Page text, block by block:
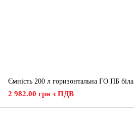
Ємність 200 л горизонтальна ГО ПБ біла
2 982.00 грн з ПДВ